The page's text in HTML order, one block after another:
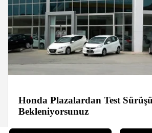
Honda Plazalardan Test
Bekleniyorsunuz
Haberler